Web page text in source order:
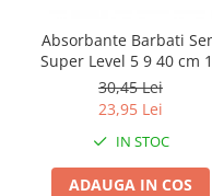
Absorbante Barbati
Super Level 5 9 40 cm
Bucati
30,45 Lei
23,95 Lei
IN STOC
ADAUGA IN COS